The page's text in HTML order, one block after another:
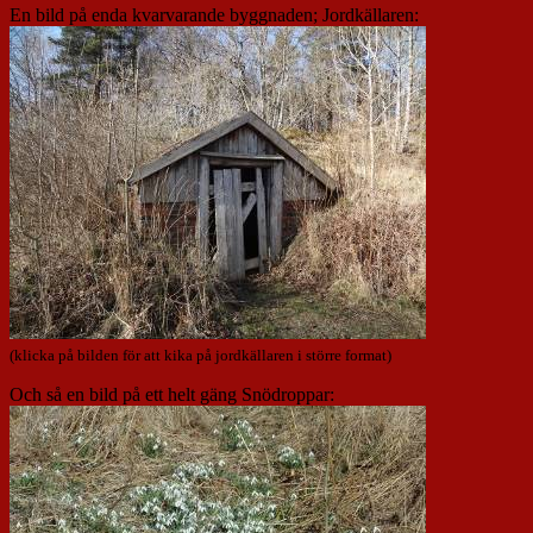
En bild på enda kvarvarande byggnaden; Jordkällaren:
(klicka på bilden för att kika på jordkällaren i större format)
Och så en bild på ett helt gäng Snödroppar: